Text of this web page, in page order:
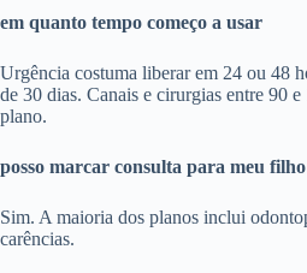
em quanto tempo começo a usar
Urgência costuma liberar em 24 ou 48
de 30 dias. Canais e cirurgias entre 90
plano.
posso marcar consulta para meu filho
Sim. A maioria dos planos inclui
carências.